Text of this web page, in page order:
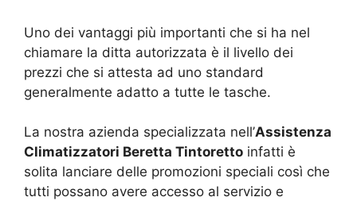
Uno dei vantaggi più importanti che si ha nel
chiamare la ditta autorizzata è il livello dei
prezzi che si attesta ad uno standard
generalmente adatto a tutte le tasche.
La nostra azienda specializzata nell’Assistenza
Climatizzatori Beretta Tintoretto infatti è
solita lanciare delle promozioni speciali così che
tutti possano avere accesso al servizio e